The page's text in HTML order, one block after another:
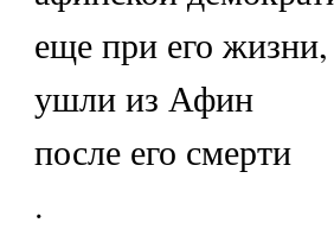
еще при его жизни,
ушли из Афин
после его смерти
.